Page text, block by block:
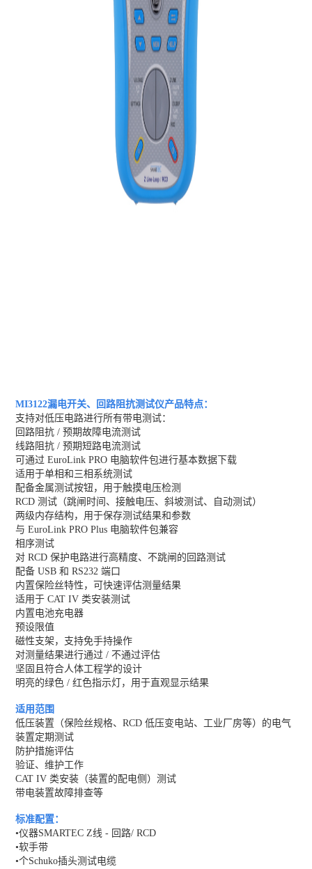
MI3122漏电开关、回路阻抗测试仪产品特点：
支持对低压电路进行所有带电测试：
回路阻抗 / 预期故障电流测试
线路阻抗 / 预期短路电流测试
可通过 EuroLink PRO 电脑软件包进行基本数据下载
适用于单相和三相系统测试
配备金属测试按钮，用于触摸电压检测
RCD 测试（跳闸时间、接触电压、斜坡测试、自动测试）
两级内存结构，用于保存测试结果和参数
与 EuroLink PRO Plus 电脑软件包兼容
相序测试
对 RCD 保护电路进行高精度、不跳闸的回路测试
配备 USB 和 RS232 端口
内置保险丝特性，可快速评估测量结果
适用于 CAT IV 类安装测试
内置电池充电器
预设限值
磁性支架，支持免手持操作
对测量结果进行通过 / 不通过评估
坚固且符合人体工程学的设计
明亮的绿色 / 红色指示灯，用于直观显示结果
适用范围
低压装置（保险丝规格、RCD 低压变电站、工业厂房等）的电气
装置定期测试
防护措施评估
验证、维护工作
CAT IV 类安装（装置的配电侧）测试
带电装置故障排查等
标准配置：
•仪器SMARTEC Z线 - 回路/ RCD
•软手带
•个Schuko插头测试电缆